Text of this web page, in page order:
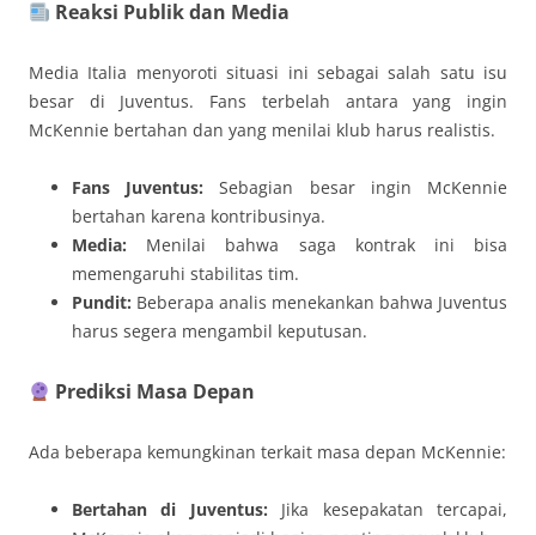
Reaksi Publik dan Media
Media Italia menyoroti situasi ini sebagai salah satu isu
besar di Juventus. Fans terbelah antara yang ingin
McKennie bertahan dan yang menilai klub harus realistis.
Fans Juventus: Sebagian besar ingin McKennie
bertahan karena kontribusinya.
Media: Menilai bahwa saga kontrak ini bisa
memengaruhi stabilitas tim.
Pundit: Beberapa analis menekankan bahwa Juventus
harus segera mengambil keputusan.
Prediksi Masa Depan
Ada beberapa kemungkinan terkait masa depan McKennie:
Bertahan di Juventus: Jika kesepakatan tercapai,